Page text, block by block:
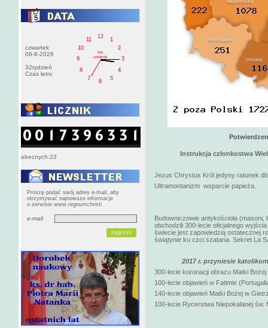
czwartek
06-8-2026
32tydzień
Czas letni
1
2
3
4
5
6
7
8
9
10
11
12
PM
czwartek
obecnych:23
Proszę podać swój adres e-mail, aby
otrzymywać najnowsze informacje
o serwisie www.regnumchristi
e-mail
Instrukcja członkostwa
Jezus Chrystus Król jedyny ratunek
Ultramontanizm wsparcie papieża.
Budowniczowie antykościoła (masoni,
obchodzili 300-lecie oficjalnego
świecie jest zapowiedzią ostatecznej
świątynie ku czci szatana. Sekret La
2017 r. przyniesie
300-lecie koronacji obrazu Matki
100-lecie objawień w Fatimie
140-lecie objawień Matki Bożej w
100-lecie Rycerstwa Niepokalanej św.